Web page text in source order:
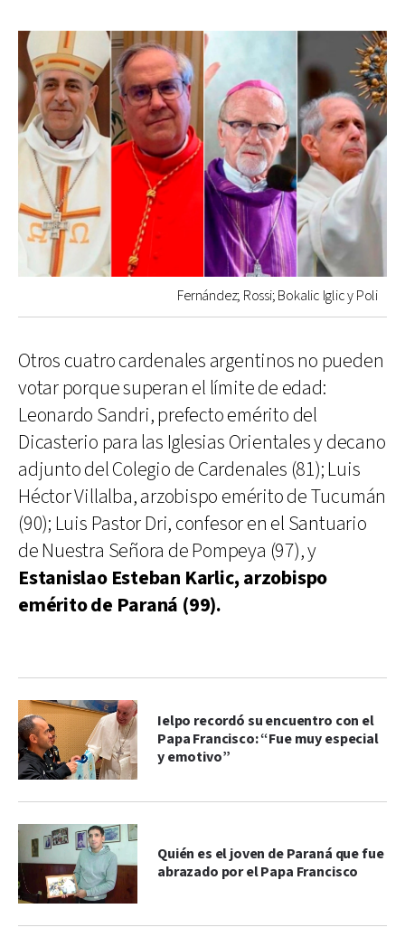
Fernández; Rossi; Bokalic Iglic y Poli
Otros cuatro cardenales argentinos no pueden
votar porque superan el límite de edad:
Leonardo Sandri, prefecto emérito del
Dicasterio para las Iglesias Orientales y decano
adjunto del Colegio de Cardenales (81); Luis
Héctor Villalba, arzobispo emérito de Tucumán
(90); Luis Pastor Dri, confesor en el Santuario
de Nuestra Señora de Pompeya (97), y
Estanislao Esteban Karlic, arzobispo
emérito de Paraná (99).
Ielpo recordó su encuentro con el
Papa Francisco: “Fue muy especial
y emotivo”
Quién es el joven de Paraná que fue
abrazado por el Papa Francisco